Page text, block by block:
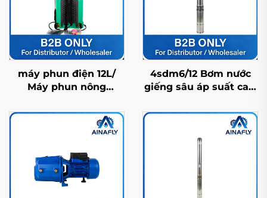
máy phun điện 12L/
Máy phun nông
đồng ruộng/ Máy phun
thuốc trừ sâu/ Máy
4sdm6/12 Bơm nước
giếng sâu áp suất cao,
cấp nước ở khu vực
nông thôn và dân
dụng